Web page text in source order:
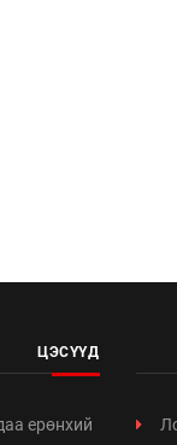
ЦЭСҮҮД
ерөнхий